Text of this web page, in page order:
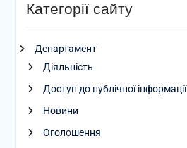
Категорії сайту
Департамент
Діяльність
Доступ до публічної інформації
Новини
Оголошення